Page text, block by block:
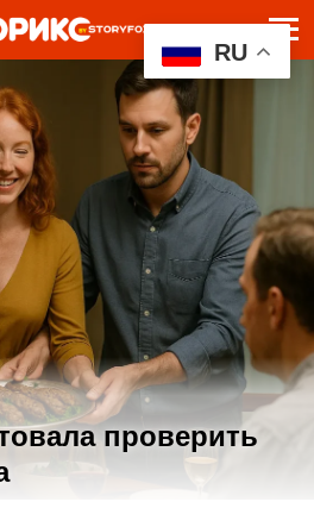
проверить
RU